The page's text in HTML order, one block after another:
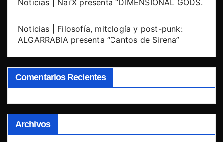
Noticias | Nai’X presenta “DIMENSIONAL GODS.
Noticias | Filosofía, mitología y post-punk:
ALGARRABIA presenta “Cantos de Sirena”
Comentarios Recientes
Archivos